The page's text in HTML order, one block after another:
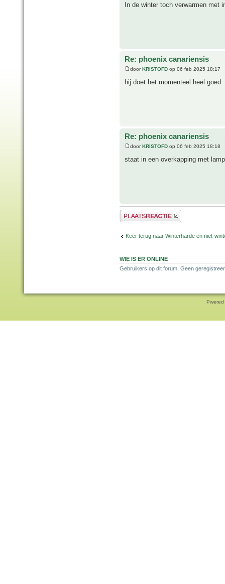
In de winter toch verwarmen met
Re: phoenix canariensis
doorKRISTOFD op 06 feb 2025 18:17
hij doet het momenteel heel goed
Re: phoenix canariensis
doorKRISTOFD op 06 feb 2025 18:18
staat in een overkapping met
Plaats een reactie
Keer terug naar Winterharde en niet-
WIE IS ER ONLINE
Gebruikers op dit forum: Geen